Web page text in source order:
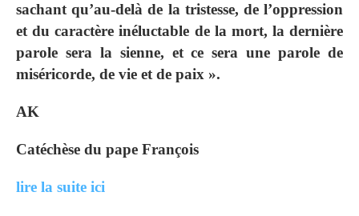
sachant qu’au-delà de la tristesse, de l’oppression
et du caractère inéluctable de la mort, la dernière
parole sera la sienne, et ce sera une parole de
miséricorde, de vie et de paix ».
AK
Catéchèse du pape François
lire la suite ici